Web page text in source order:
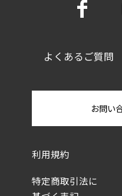
よくあるご質問
利用規約
特定商取引法に
お問い